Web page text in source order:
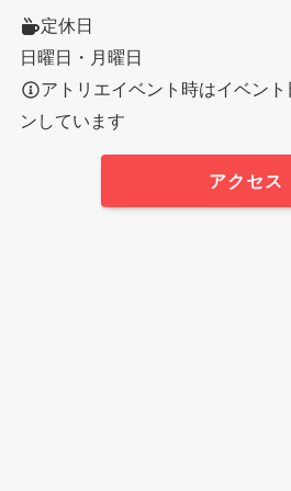
定休日
日曜日・月曜日
アトリエイベント時はイベン
ンしています
アクセス